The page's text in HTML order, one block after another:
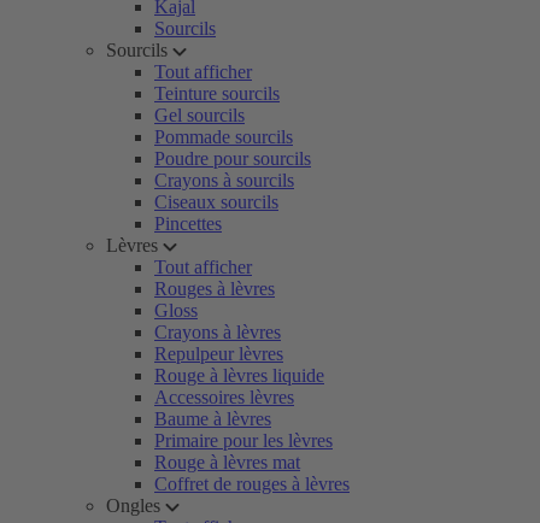
Kajal
Sourcils
Sourcils
Tout afficher
Teinture sourcils
Gel sourcils
Pommade sourcils
Poudre pour sourcils
Crayons à sourcils
Ciseaux sourcils
Pincettes
Lèvres
Tout afficher
Rouges à lèvres
Gloss
Crayons à lèvres
Repulpeur lèvres
Rouge à lèvres liquide
Accessoires lèvres
Baume à lèvres
Primaire pour les lèvres
Rouge à lèvres mat
Coffret de rouges à lèvres
Ongles